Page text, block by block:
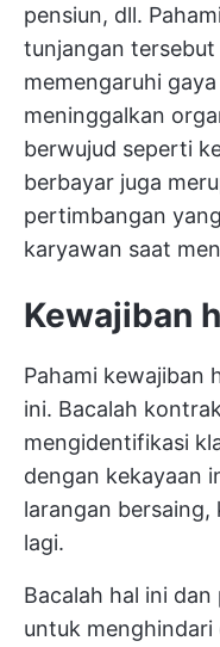
pensiun, dll.
tunjangan
memengaruhi
meninggalkan
berwujud seperti
berbayar juga
pertimbangan
karyawan saat
Kewajiban
Pahami kewajiban
ini. Bacalah
mengidentifikasi
dengan kekayaan
larangan bersaing,
lagi.
Bacalah hal ini
untuk menghindari